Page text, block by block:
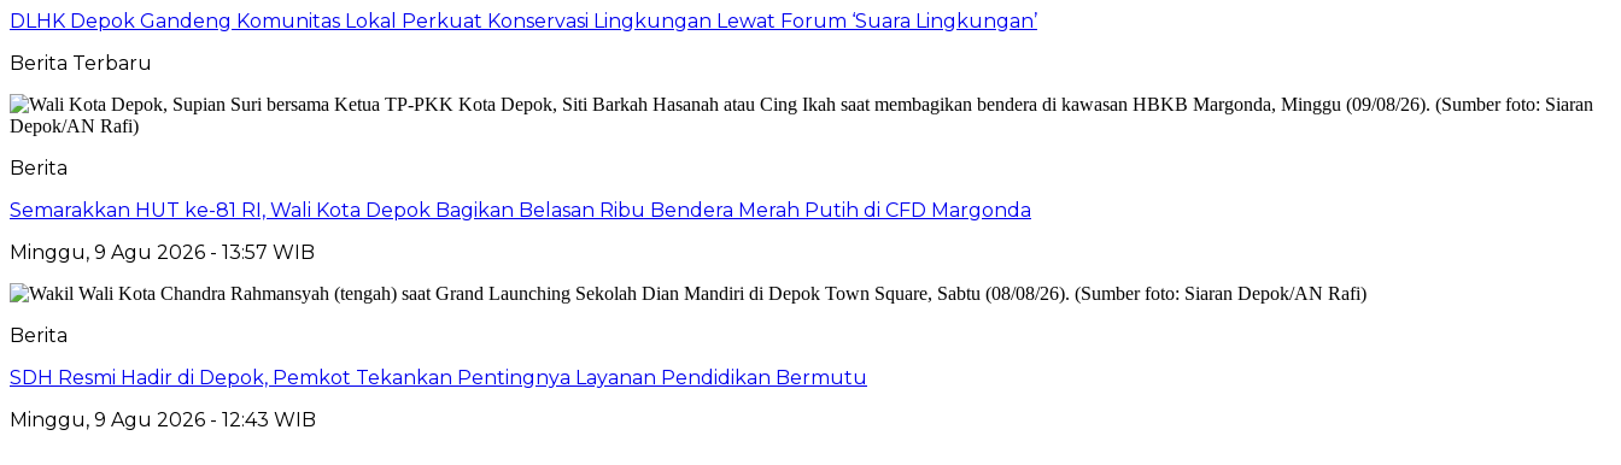
DLHK Depok Gandeng Komunitas Lokal Perkuat Konservasi Lingkungan Lewat Forum ‘Suara Lingkungan’
Berita Terbaru
Berita
Semarakkan HUT ke-81 RI, Wali Kota Depok Bagikan Belasan Ribu Bendera Merah Putih di CFD Margonda
Minggu, 9 Agu 2026 - 13:57 WIB
Berita
SDH Resmi Hadir di Depok, Pemkot Tekankan Pentingnya Layanan Pendidikan Bermutu
Minggu, 9 Agu 2026 - 12:43 WIB